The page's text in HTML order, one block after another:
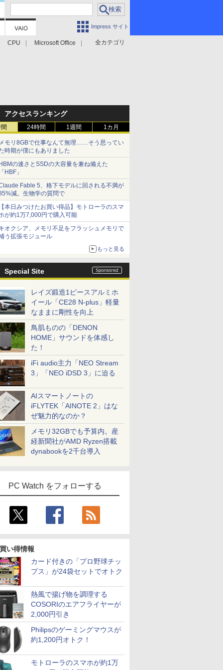
Impress サイト
全カテゴリ
CPU Microsoft Office
アクセスランキング
24時間 1週間 1カ月
モリ8GBで仕事なんて無理……そう思ってい
時期が僕にもありました
の速さとSSDの大容量を兼ね備えた
HBF」
Fable 5、格下モデルに回される不満が
減。生物学の質問で
本日みつけたお買い得品】モトローラのスマ
が約1万7,000円で購入可能
オクシア、メモリ不足をフラッシュメモリで
う拡張モジュール
もっと見る
Special Site
レイズ鍛造1ピースアルミホ
イール「CE28 N-plus」軽量
なままに剛性を向上
鳥肌ものの「DENON
HOME」サウンドを体感し
た！
iFi audio主力「NEO Stream
3」「NEO iDSD 3」に迫る
AIスマートノートの
iFLYTEK「AINOTE 2」はな
ぜ魅力的なのか？
メモリ32GBでも予算内。産
経新聞社がAMD Ryzen搭載
dynabookを2千台導入
PC Watch をフォローする
い得情報
カード付きの「プロ野球チッ
プス」が24袋セットでオトク
熱風で揚げ物を調理する
COSORIのエアフライヤーが
2,000円引き
Philipsのゲーミングマウスが
約1,200円オトク！
モトローラのスマホが約1万